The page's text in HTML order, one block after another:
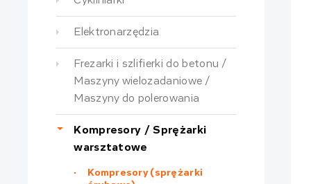
Elektronarzędzia
Frezarki i szlifierki do betonu /
Maszyny wielozadaniowe /
Maszyny do polerowania
Kompresory / Sprężarki
warsztatowe
Kompresory (sprężarki